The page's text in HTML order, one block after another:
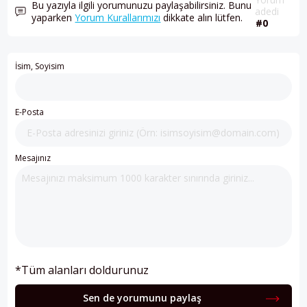
Bu yazıyla ilgili yorumunuzu paylaşabilirsiniz. Bunu
yaparkenYorum Kurallarımızı dikkate alın lütfen.
adedi
#0
İsim, Soyisim
E-Posta
Mesajınız
*Tüm alanları doldurunuz
Sen de yorumunu paylaş